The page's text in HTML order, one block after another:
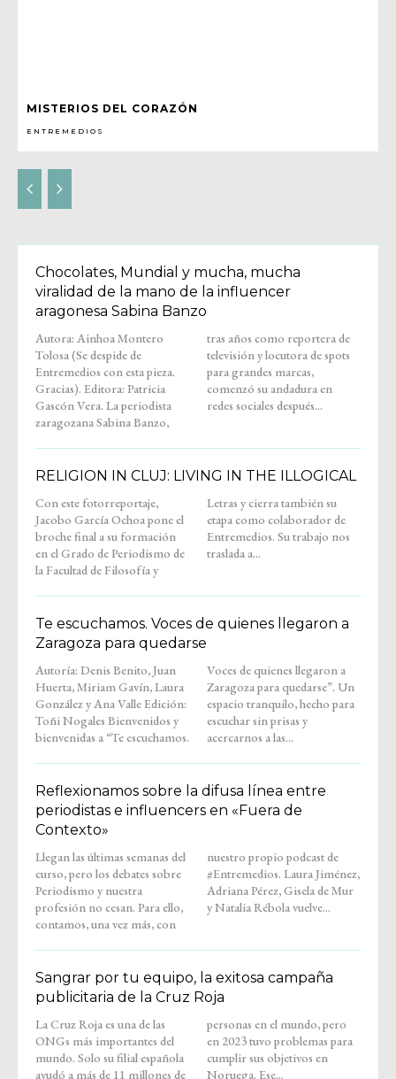
MISTERIOS DEL CORAZÓN
ENTREMEDIOS
Chocolates, Mundial y mucha, mucha
viralidad de la mano de la influencer
aragonesa Sabina Banzo
Autora: Ainhoa Montero
Tolosa (Se despide de
Entremedios con esta pieza.
Gracias). Editora: Patricia
Gascón Vera. La periodista
zaragozana Sabina Banzo,
tras años como reportera de
televisión y locutora de spots
para grandes marcas,
comenzó su andadura en
redes sociales después...
RELIGION IN CLUJ: LIVING IN THE ILLOGICAL
Con este fotorreportaje,
Jacobo García Ochoa pone el
broche final a su formación
en el Grado de Periodismo de
la Facultad de Filosofía y
Letras y cierra también su
etapa como colaborador de
Entremedios. Su trabajo nos
traslada a...
Te escuchamos. Voces de quienes llegaron a
Zaragoza para quedarse
Autoría: Denis Benito, Juan
Huerta, Miriam Gavín, Laura
González y Ana Valle Edición:
Toñi Nogales Bienvenidos y
bienvenidas a “Te escuchamos.
Voces de quienes llegaron a
Zaragoza para quedarse”. Un
espacio tranquilo, hecho para
escuchar sin prisas y
acercarnos a las...
Reflexionamos sobre la difusa línea entre
periodistas e influencers en «Fuera de
Contexto»
Llegan las últimas semanas del
curso, pero los debates sobre
Periodismo y nuestra
profesión no cesan. Para ello,
contamos, una vez más, con
nuestro propio podcast de
#Entremedios. Laura Jiménez,
Adriana Pérez, Gisela de Mur
y Natalia Rébola vuelve...
Sangrar por tu equipo, la exitosa campaña
publicitaria de la Cruz Roja
La Cruz Roja es una de las
ONGs más importantes del
mundo. Solo su filial española
ayudó a más de 11 millones de
personas en el mundo, pero
en 2023 tuvo problemas para
cumplir sus objetivos en
Noruega. Ese...